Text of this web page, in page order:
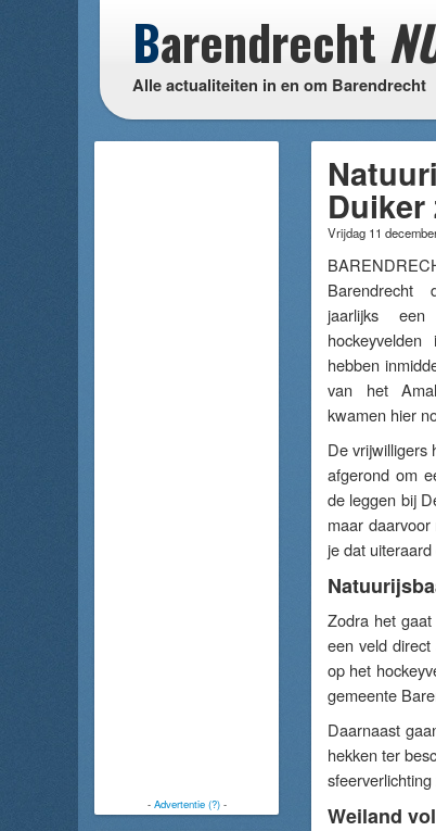
Barendrecht
Alle actualiteiten in en om Barendrecht
- Advertentie (?)-
Vrijdag 11
jaarlijks
hebben
van het
kwamen hier
De vrijwilligers
afgerond om
de leggen bij
maar
je dat
Zodra het
een veld
op het
gemeente
Daarnaast
hekken ter
Weiland